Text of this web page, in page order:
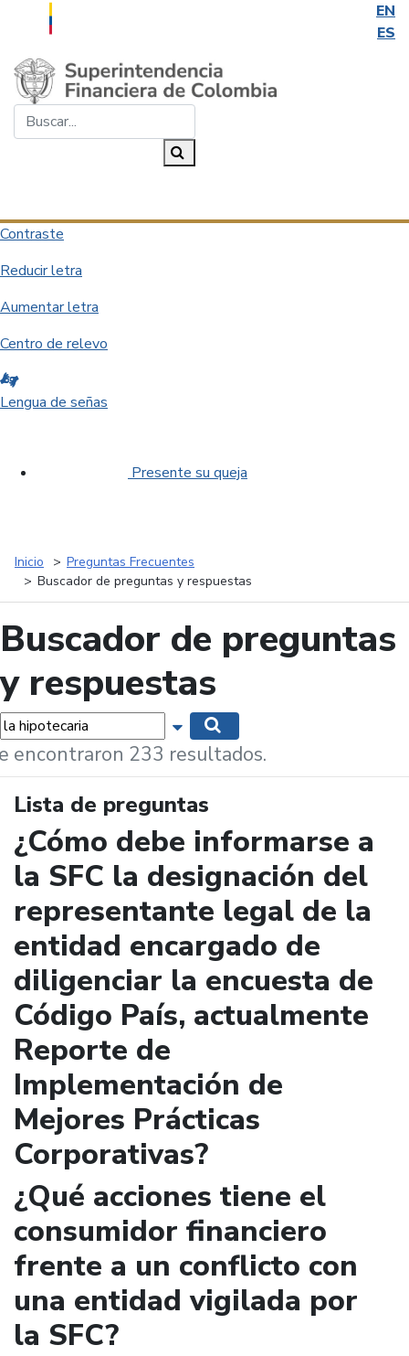
EN
ES
Saltar al contenido principal
Contraste
Reducir letra
Aumentar letra
Centro de relevo
Lengua de señas
Presente su queja
Inicio
Preguntas Frecuentes
Buscador de preguntas y respuestas
Buscador de preguntas
y respuestas
Mostrar opciones de búsqueda
encontraron 233 resultados.
Lista de preguntas
¿Cómo debe informarse a
la SFC la designación del
representante legal de la
entidad encargado de
diligenciar la encuesta de
Código País, actualmente
Reporte de
Implementación de
Mejores Prácticas
Corporativas?
¿Qué acciones tiene el
consumidor financiero
frente a un conflicto con
una entidad vigilada por
la SFC?